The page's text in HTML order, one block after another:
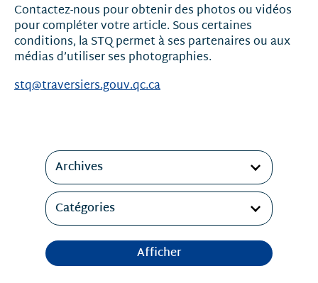
Contactez-nous pour obtenir des photos ou vidéos
pour compléter votre article. Sous certaines
conditions, la STQ permet à ses partenaires ou aux
médias d’utiliser ses photographies.
stq@traversiers.gouv.qc.ca
Filtres
Archives
Catégories
Afficher